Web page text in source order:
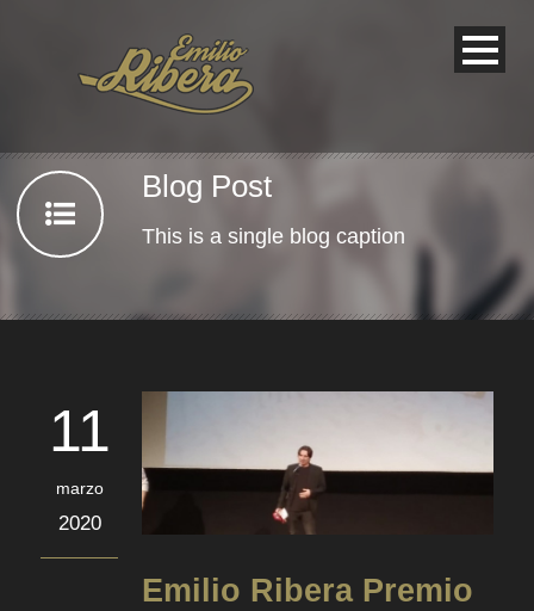
Blog Post
This is a single blog caption
11
marzo
2020
Emilio Ribera Premio